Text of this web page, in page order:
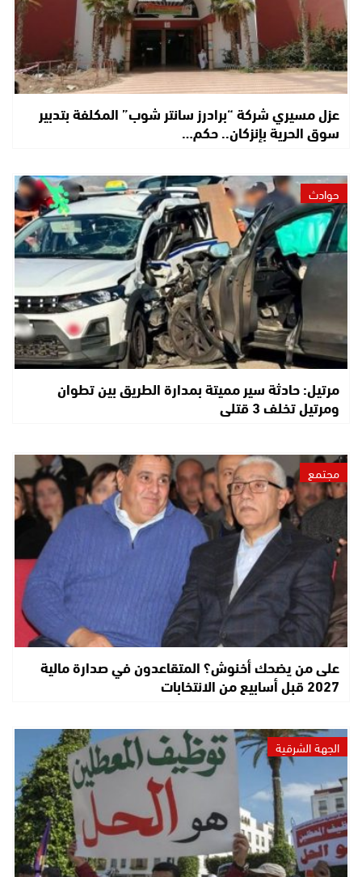
عزل مسيري شركة “برادرز سانتر شوب” المكلفة بتدبير
سوق الحرية بإنزكان.. حكم…
حوادث
مرتيل: حادثة سير مميتة بمدارة الطريق بين تطوان
ومرتيل تخلف 3 قتلى
مجتمع
على من يضحك أخنوش؟ المتقاعدون في صدارة مالية
2027 قبل أسابيع من الانتخابات
الجهة الشرقية